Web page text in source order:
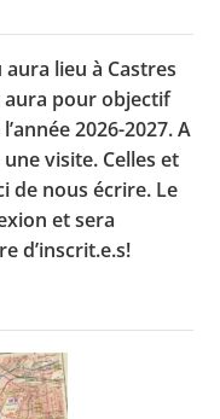
lieu à Castres
aura pour objectif
2026-2027. A
visite. Celles et
de nous écrire. Le
et sera
d’inscrit.e.s!